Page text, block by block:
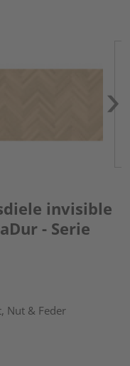
invisible
- Serie
Nut & Feder